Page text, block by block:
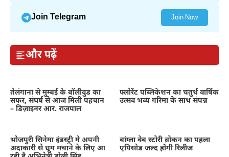
Join Telegram Join Now
और पढ़ें
तेलंगाना से मुम्बई के बॉलीवुड का
सफर, संघर्ष से आज मिली पहचान
– डिज़ाइनर आर. राजपाल
फ्लोरेंट पब्लिकेशन का चतुर्थ वार्षिक
उत्सव भव्य गरिमा के साथ संपन्न
भोजपुरी सिनेमा इंडस्ट्री मे अपनी
अदाकारी से धूम मचाने के लिए आ
बांग्ला वेब स्टोरी ब्रोकन का पहला
एपिसोड जल्द होंगी रिलीज